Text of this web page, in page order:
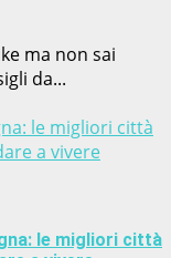
ma non sai
da...
le migliori città
a vivere
le migliori città